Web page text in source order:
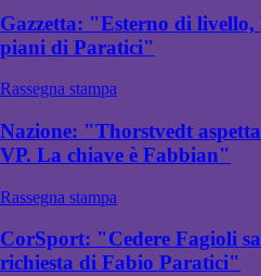
Gazzetta: "Esterno di
piani di Paratici"
Rassegna stampa
Nazione: "Thorstvedt
VP. La chiave è Fabbian"
Rassegna stampa
CorSport: "Cedere Fagioli
richiesta di Fabio Paratici"